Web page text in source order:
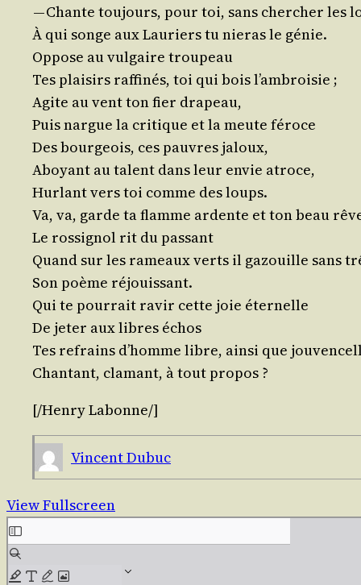
— Chante tou­jours, pour toi, sans cher­cher les
À qui songe aux Lau­riers tu nie­ras le génie.
Oppose au vul­gaire troupeau
Tes plai­sirs raf­fi­nés, toi qui bois l’ambroisie ;
Agite au vent ton fier drapeau,
Puis nargue la cri­tique et la meute féroce
Des bour­geois, ces pauvres jaloux,
Aboyant au talent dans leur envie atroce,
Hur­lant vers toi comme des loups.
Va, va, garde ta flamme ardente et ton beau
Le ros­si­gnol rit du passant
Quand sur les rameaux verts il gazouille sans
Son poème réjouissant.
Qui te pour­rait ravir cette joie éternelle
De jeter aux libres échos
Tes refrains d’homme libre, ain­si que
Chan­tant, cla­mant, à tout propos ?
[/​Henry Labonne/]
Vincent Dubuc
View Fullscreen